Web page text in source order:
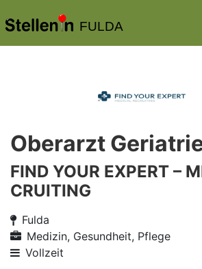
FULDA
Oberarzt
FIND YOUR EXPERT –
CRUITING
Fulda
Medizin, Gesundheit, Pflege
Vollzeit